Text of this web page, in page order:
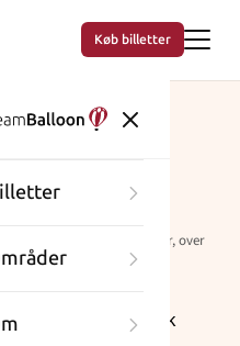
Køb billetter
fra de første eksperimenter, over
passagerballoner.